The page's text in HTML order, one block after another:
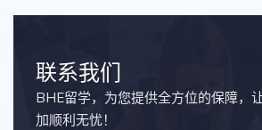
联系我们
BHE留学，为您提供全方位的保障，
加顺利无忧！